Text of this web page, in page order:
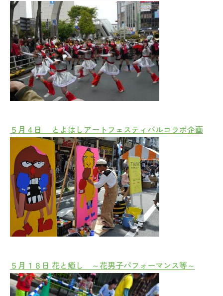
５月４日 とよはしアートフェスティバルコラボ企画
５月１８日 花と癒し ～花男子パフォーマンス等～